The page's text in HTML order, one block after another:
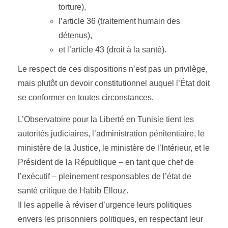
torture),
l’article 36 (traitement humain des
détenus),
et l’article 43 (droit à la santé).
Le respect de ces dispositions n’est pas un privilège,
mais plutôt un devoir constitutionnel auquel l’État doit
se conformer en toutes circonstances.
L’Observatoire pour la Liberté en Tunisie tient les
autorités judiciaires, l’administration pénitentiaire, le
ministère de la Justice, le ministère de l’Intérieur, et le
Président de la République – en tant que chef de
l’exécutif – pleinement responsables de l’état de
santé critique de Habib Ellouz.
Il les appelle à réviser d’urgence leurs politiques
envers les prisonniers politiques, en respectant leur